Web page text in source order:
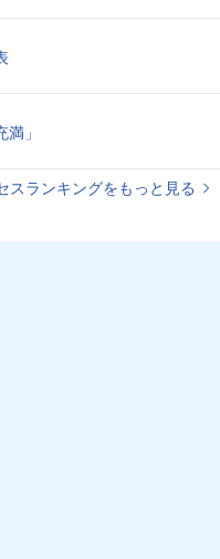
」
スランキングをもっと見る